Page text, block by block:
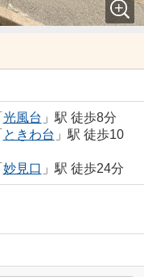
光風台 」駅 徒歩8分
ときわ台 」駅 徒歩10
妙見口 」駅 徒歩24分